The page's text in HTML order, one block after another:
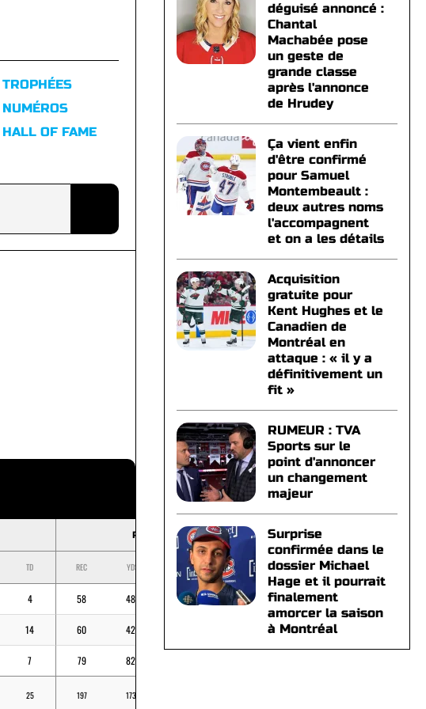
TROPHÉES
NUMÉROS
HALL OF FAME
RECEIVING
TD REC YDS MOY TD
4 58 487 8,4 4
14 60 425
7 79 820
25 197 1732
déguisé annoncé :
Chantal
Machabée pose
un geste de
grande classe
après l'annonce
de Hrudey
Ça vient enfin
d'être confirmé
pour Samuel
Montembeault :
deux autres noms
l'accompagnent
et on a les détails
Acquisition
gratuite pour
Kent Hughes et le
Canadien de
Montréal en
attaque : « il y a
définitivement un
fit »
RUMEUR : TVA
Sports sur le
point d'annoncer
un changement
majeur
Surprise
confirmée dans le
dossier Michael
Hage et il pourrait
finalement
amorcer la saison
à Montréal